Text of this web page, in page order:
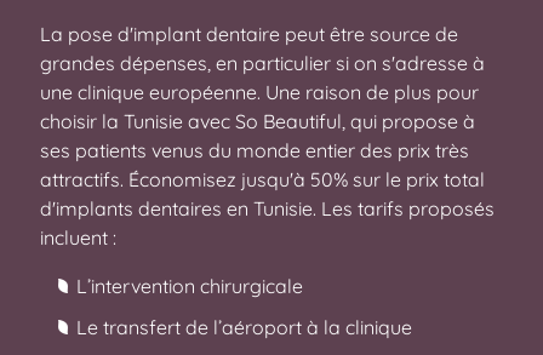
La pose d'implant dentaire peut être source de
grandes dépenses, en particulier si on s'adresse à
une clinique européenne. Une raison de plus pour
choisir la Tunisie avec So Beautiful, qui propose à
ses patients venus du monde entier des prix très
attractifs. Économisez jusqu'à 50% sur le prix total
d'implants dentaires en Tunisie. Les tarifs proposés
incluent :
L’intervention chirurgicale
Le transfert de l’aéroport à la clinique